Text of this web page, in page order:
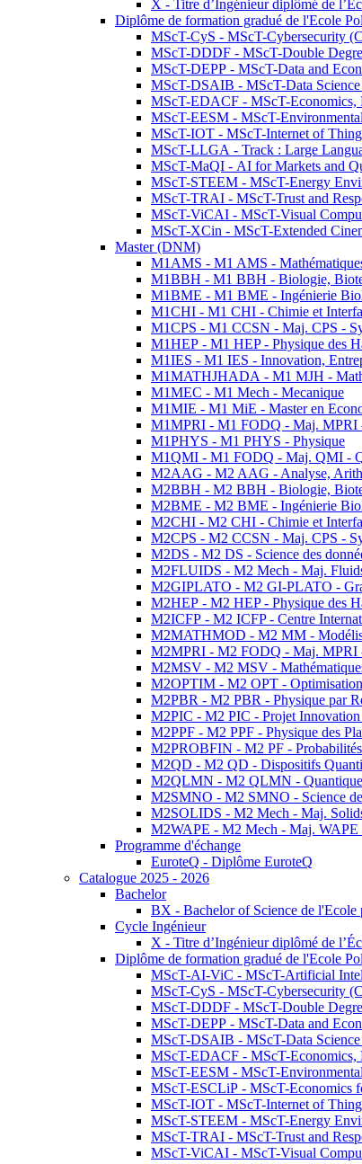
X - Titre d’Ingénieur diplômé de
Diplôme de formation gradué de l'Ecole
MScT-CyS - MScT-Cybersecurity
MScT-DDDF - MScT-Double
MScT-DEPP - MScT-Data and
MScT-DSAIB - MScT-Data
MScT-EDACF - MScT-Economics,
MScT-EESM - MScT-
MScT-IOT - MScT-Internet of
MScT-LLGA - Track : Large
MScT-MaQI - AI for Markets and
MScT-STEEM - MScT-Energy
MScT-TRAI - MScT-Trust and
MScT-ViCAI - MScT-Visual
MScT-XCin - MScT-Extended
Master (DNM)
M1AMS - M1 AMS -
M1BBH - M1 BBH - Biologie,
M1BME - M1 BME - Ingénierie
M1CHI - M1 CHI - Chimie et
M1CPS - M1 CCSN - Maj. CPS -
M1HEP - M1 HEP - Physique des
M1IES - M1 IES - Innovation,
M1MATHJHADA - M1 MJH -
M1MEC - M1 Mech - Mecanique
M1MIE - M1 MiE - Master en
M1MPRI - M1 FODQ - Maj. MPRI
M1PHYS - M1 PHYS - Physique
M1QMI - M1 FODQ - Maj. QMI -
M2AAG - M2 AAG - Analyse,
M2BBH - M2 BBH - Biologie,
M2BME - M2 BME - Ingénierie
M2CHI - M2 CHI - Chimie et
M2CPS - M2 CCSN - Maj. CPS -
M2DS - M2 DS - Science des
M2FLUIDS - M2 Mech - Maj.
M2GIPLATO - M2 GI-PLATO -
M2HEP - M2 HEP - Physique des
M2ICFP - M2 ICFP - Centre
M2MATHMOD - M2 MM -
M2MPRI - M2 FODQ - Maj. MPRI
M2MSV - M2 MSV -
M2OPTIM - M2 OPT - Optimisation
M2PBR - M2 PBR - Physique par
M2PIC - M2 PIC - Projet Innovation
M2PPF - M2 PPF - Physique des
M2PROBFIN - M2 PF -
M2QD - M2 QD - Dispositifs
M2QLMN - M2 QLMN -
M2SMNO - M2 SMNO - Science
M2SOLIDS - M2 Mech - Maj.
M2WAPE - M2 Mech - Maj. WAPE
Programme d'échange
EuroteQ - Diplôme EuroteQ
Catalogue 2025 - 2026
Bachelor
BX - Bachelor of Science de l'Ecole
Cycle Ingénieur
X - Titre d’Ingénieur diplômé de
Diplôme de formation gradué de l'Ecole
MScT-AI-ViC - MScT-Artificial
MScT-CyS - MScT-Cybersecurity
MScT-DDDF - MScT-Double
MScT-DEPP - MScT-Data and
MScT-DSAIB - MScT-Data
MScT-EDACF - MScT-Economics,
MScT-EESM - MScT-
MScT-ESCLiP - MScT-Economics
MScT-IOT - MScT-Internet of
MScT-STEEM - MScT-Energy
MScT-TRAI - MScT-Trust and
MScT-ViCAI - MScT-Visual